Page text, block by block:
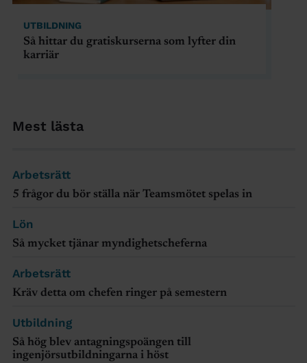
Mest lästa
Arbetsrätt
5 frågor du bör ställa när Teamsmötet spelas in
Lön
Så mycket tjänar myndighetscheferna
Arbetsrätt
Kräv detta om chefen ringer på semestern
Utbildning
Så hög blev antagningspoängen till
ingenjörsutbildningarna i höst
UTBILDNING
Så hittar du gratiskurserna som lyfter din
karriär